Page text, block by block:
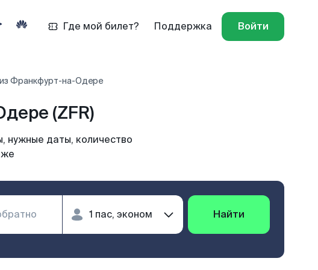
Где мой билет? Поддержка Войти
Франкфурт-на-Одере
(ZFR)
нужные даты, количество
Найти